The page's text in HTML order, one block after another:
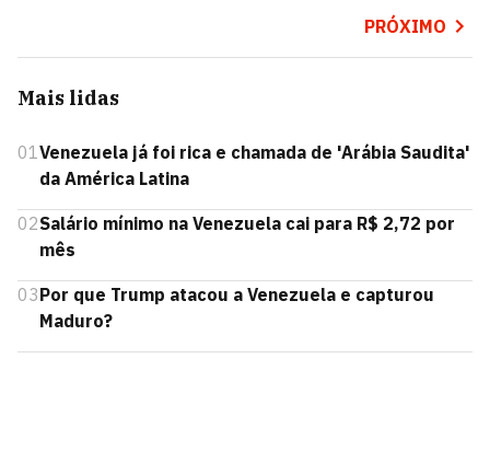
PRÓXIMO
Mais lidas
01Venezuela já foi rica e chamada de 'Arábia Saudita'
da América Latina
02Salário mínimo na Venezuela cai para R$ 2,72 por
mês
03Por que Trump atacou a Venezuela e capturou
Maduro?